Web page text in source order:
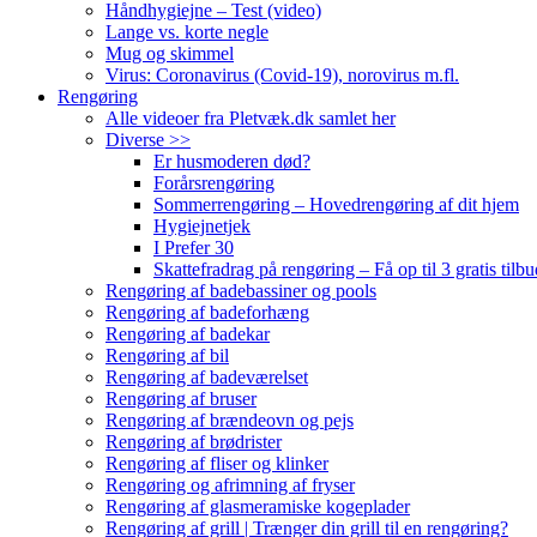
Håndhygiejne – Test (video)
Lange vs. korte negle
Mug og skimmel
Virus: Coronavirus (Covid-19), norovirus m.fl.
Rengøring
Alle videoer fra Pletvæk.dk samlet her
Diverse >>
Er husmoderen død?
Forårsrengøring
Sommerrengøring – Hovedrengøring af dit hjem
Hygiejnetjek
I Prefer 30
Skattefradrag på rengøring – Få op til 3 gratis
Rengøring af badebassiner og pools
Rengøring af badeforhæng
Rengøring af badekar
Rengøring af bil
Rengøring af badeværelset
Rengøring af bruser
Rengøring af brændeovn og pejs
Rengøring af brødrister
Rengøring af fliser og klinker
Rengøring og afrimning af fryser
Rengøring af glasmeramiske kogeplader
Rengøring af grill | Trænger din grill til en rengøring?